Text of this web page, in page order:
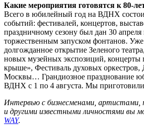
Какие мероприятия готовятся к 80-
Всего в юбилейный год на ВДНХ
событий: фестивалей, концертов,
праздничному сезону был дан 30 апреля
торжественным запуском фонтанов. Уже
долгожданное открытие Зеленого
новых музейных экспозиций, концерты
крыше», Фестиваль духовых оркестров,
Москвы… Грандиозное празднование
ВДНХ с 1 по 4 августа. Мы
Интервью с бизнесменами, артистами,
и другими известными личностями вы
WAY.